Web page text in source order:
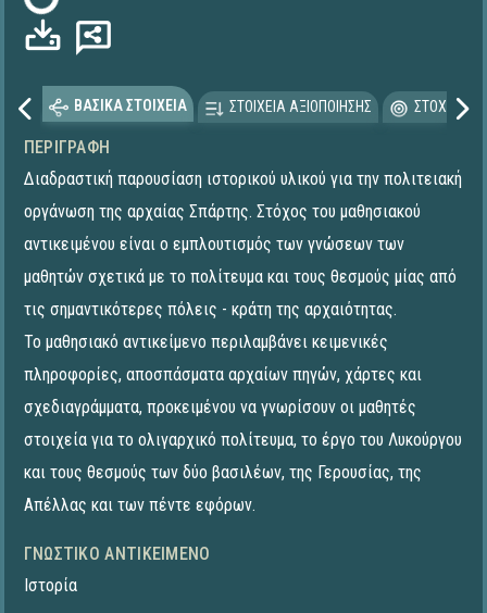
ΒΑΣΙΚΑ ΣΤΟΙΧΕΙΑ ΣΤΟΙΧΕΙΑ ΑΞΙΟΠΟΙΗΣΗΣ
ΠΕΡΙΓΡΑΦΉ
Διαδραστική παρουσίαση ιστορικού υλικού για την πολιτειακή
οργάνωση της αρχαίας Σπάρτης. Στόχος του μαθησιακού
αντικειμένου είναι ο εμπλουτισμός των γνώσεων των
μαθητών σχετικά με το πολίτευμα και τους θεσμούς μίας από
τις σημαντικότερες πόλεις - κράτη της αρχαιότητας.
Το μαθησιακό αντικείμενο περιλαμβάνει κειμενικές
πληροφορίες, αποσπάσματα αρχαίων πηγών, χάρτες και
σχεδιαγράμματα, προκειμένου να γνωρίσουν οι μαθητές
στοιχεία για το ολιγαρχικό πολίτευμα, το έργο του Λυκούργου
και τους θεσμούς των δύο βασιλέων, της Γερουσίας, της
Απέλλας και των πέντε εφόρων.
ΓΝΩΣΤΙΚΌ ΑΝΤΙΚΕΊΜΕΝΟ
Ιστορία